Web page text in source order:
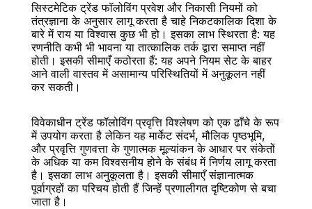
सिस्टमेटिक ट्रेंड फॉलोविंग प्रवेश और निकासी नियमों को
तंत्रज्ञाना के अनुसार लागू करता है चाहे निकटकालिक दिशा के
बारे में राय या विश्वास कुछ भी हो। इसका लाभ स्थिरता है: यह
रणनीति कभी भी भावना या तात्कालिक तर्क द्वारा समाप्त नहीं
होती। इसकी सीमाएँ कठोरता हैं: यह अपने नियम सेट के बाहर
आने वाली वास्तव में असामान्य परिस्थितियों में अनुकूलन नहीं
कर सकती।
विवेकाधीन ट्रेंड फॉलोविंग प्रवृत्ति विश्लेषण को एक ढाँचे के रूप
में उपयोग करता है लेकिन यह मार्केट संदर्भ, मौलिक पृष्ठभूमि,
और प्रवृत्ति गुणवत्ता के गुणात्मक मूल्यांकन के आधार पर संकेतों
के अधिक या कम विश्वसनीय होने के संबंध में निर्णय लागू करता
है। इसका लाभ अनुकूलता है। इसकी सीमाएँ संज्ञानात्मक
पूर्वाग्रहों का परिचय होती हैं जिन्हें प्रणालीगत दृष्टिकोण से बचा
जाता है।